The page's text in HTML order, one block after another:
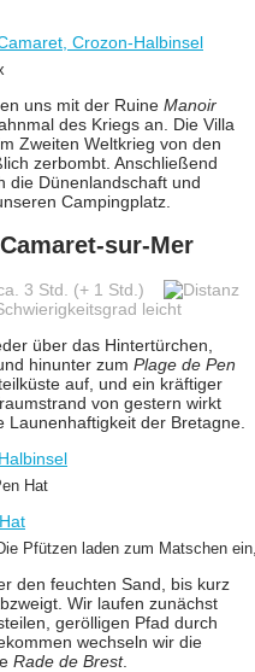
uns mit der Ruine Manoir
des Kriegs an. Die Villa
Zweiten Weltkrieg von den
zerbombt. Anschließend
die Dünenlandschaft und
Campingplatz.
sur-Mer
3 Std. (+ 1 Std.)
leicht
über das Hintertürchen,
hinunter zum Plage de Pen
auf, und ein kräftiger
von gestern wirkt
der Bretagne.
Hat
Pfützen laden zum Matschen
den feuchten Sand, bis kurz
Wir laufen zunächst
gerölligen Pfad durch
wechseln wir die
Rade de Brest.